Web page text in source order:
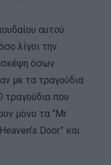
αυτού
λίγοι την
σκέψη όσων
με τα τραγούδια
τραγούδια που
μόνο τα “Mr
Door” και